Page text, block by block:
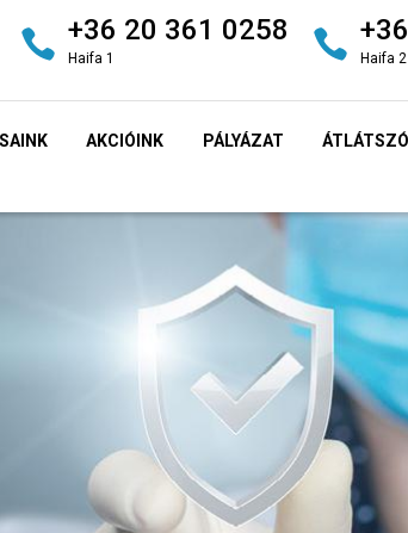
+36 20 361 0258
Haifa 1 Haifa
AKCIÓINK PÁLYÁZAT